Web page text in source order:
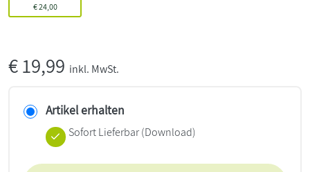
€24,00
€19,99 inkl. MwSt.
Artikel erhalten
Sofort Lieferbar (Download)